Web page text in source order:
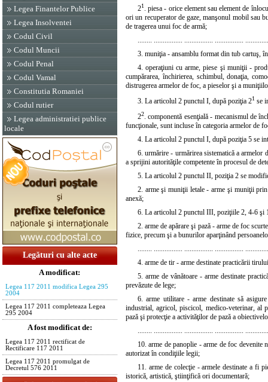
Legea Finantelor Publice
Legea Insolventei
Codul Civil
Codul Muncii
Codul Penal
Codul Vamal
Constitutia Romaniei
Codul rutier
Legea administratiei publice
locale
Legături cu alte acte
A modificat:
Legea 117 2011 modifica Legea 295
2004
Legea 117 2011 completeaza Legea
295 2004
A fost modificat de:
Legea 117 2011 rectificat de
Rectificare 117 2011
Legea 117 2011 promulgat de
Decretul 576 2011
21. piesa - orice element sau element de
ori un recuperator de gaze, manşonul mobil sau
de tragerea unui foc de armă;
........ ................ ................ ................
3. muniţia - ansamblu format din tub cartuş,
4. operaţiuni cu arme, piese şi muniţii -
cumpărarea, închirierea, schimbul, donaţia,
distrugerea armelor de foc, a pieselor şi a
3. La articolul 2 punctul I, după poziţia 21 se
22. componentă esenţială - mecanismul de
funcţionale, sunt incluse în categoria armelor de
4. La articolul 2 punctul I, după poziţia 5 se
6. urmărire - urmărirea sistematică a armelor
a sprijini autorităţile competente în procesul de
5. La articolul 2 punctul II, poziţia 2 se
2. arme şi muniţii letale - arme şi muniţii prin
anexă;
6. La articolul 2 punctul III, poziţiile 2, 4-6 şi
2. arme de apărare şi pază - arme de foc
fizice, precum şi a bunurilor aparţinând
........ ................ ................ ................
4. arme de tir - arme destinate practicării
5. arme de vânătoare - arme destinate
prevăzute de lege;
6. arme utilitare - arme destinate să
industrial, agricol, piscicol, medico-veterinar, al
pază şi protecţie a activităţilor de pază a
........ ................ ................ ................
10. arme de panoplie - arme de foc devenite
autorizat în condiţiile legii;
11. arme de colecţie - armele destinate a fi
istorică, artistică, ştiinţifică ori documentară;